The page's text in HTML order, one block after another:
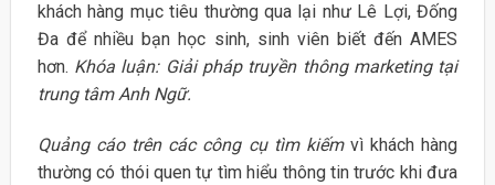
khách hàng mục tiêu thường qua lại như Lê Lợi, Đống
Đa để nhiều bạn học sinh, sinh viên biết đến AMES
hơn. Khóa luận: Giải pháp truyền thông marketing tại
trung tâm Anh Ngữ.
Quảng cáo trên các công cụ tìm kiếmvì khách hàng
thường có thói quen tự tìm hiểu thông tin trước khi đưa